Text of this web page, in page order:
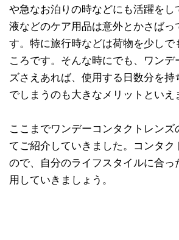
や急なお泊りの時などにも活躍をし
液などのケア用品は意外とかさばっ
す。特に旅行時などは荷物を少しで
ころです。そんな時にでも、ワンデ
ズさえあれば、使用する日数分を持
でしまうのも大きなメリットといえ
ここまでワンデーコンタクトレンズ
てご紹介していきました。コンタク
ので、自分のライフスタイルに合っ
用していきましょう。